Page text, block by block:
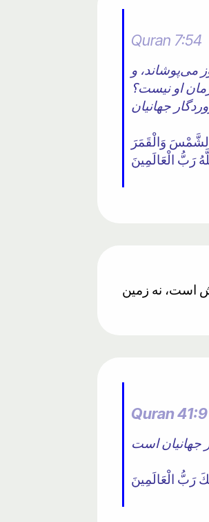
Quran 7:54
می‌پوشاند، و
او نیست؟
وَالْقَمَرَ
رَبُّ الْعَالَمِينَ
Quran 41:9